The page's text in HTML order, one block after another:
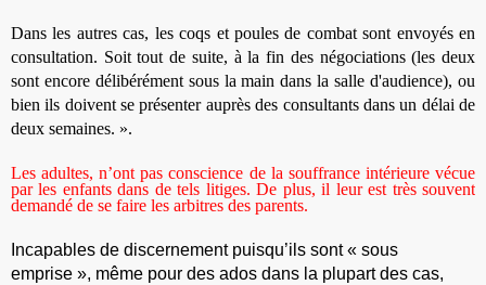
Dans les autres cas, les coqs et poules de combat sont envoyés en
consultation. Soit tout de suite, à la fin des négociations (les deux
sont encore délibérément sous la main dans la salle d'audience), ou
bien ils doivent se présenter auprès des consultants dans un délai de
deux semaines. ».
Les adultes, n’ont pas conscience de la souffrance intérieure vécue
par les enfants dans de tels litiges. De plus, il leur est très souvent
demandé de se faire les arbitres des parents.
Incapables de discernement puisqu’ils sont « sous
emprise », même pour des ados dans la plupart des cas,